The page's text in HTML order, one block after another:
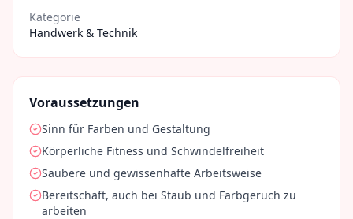
Kategorie
Handwerk & Technik
Voraussetzungen
Sinn für Farben und Gestaltung
Körperliche Fitness und Schwindelfreiheit
Saubere und gewissenhafte Arbeitsweise
Bereitschaft, auch bei Staub und Farbgeruch zu
arbeiten